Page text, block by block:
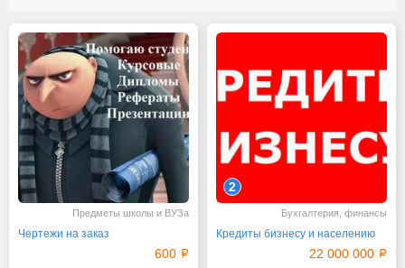
Предметы школы и ВУЗа
Чертежи на заказ
600
2
Бухгалтерия, финансы
Кредиты бизнесу и населению
22 000 000